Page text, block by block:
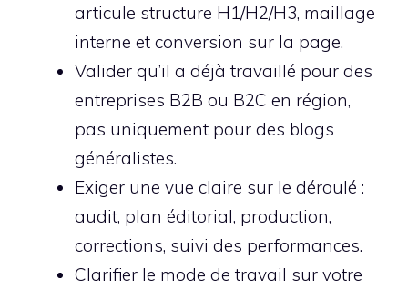
articule structure H1/H2/H3, maillage
interne et conversion sur la page.
Valider qu’il a déjà travaillé pour des
entreprises B2B ou B2C en région,
pas uniquement pour des blogs
généralistes.
Exiger une vue claire sur le déroulé :
audit, plan éditorial, production,
corrections, suivi des performances.
Clarifier le mode de travail sur votre